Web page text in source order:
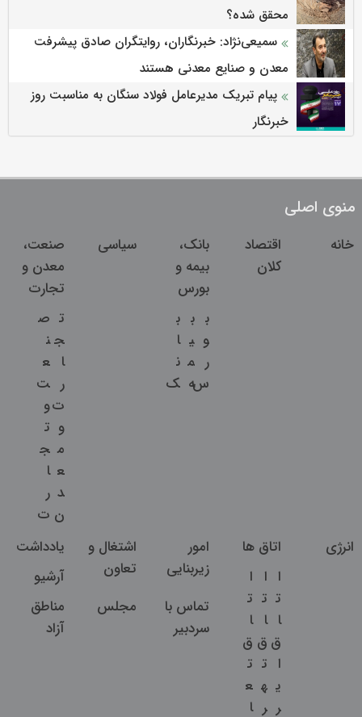
محقق شده؟
سمیعی‌نژاد: خبرنگاران، روایتگران صادق پیشرفت
معدن و صنایع معدنی هستند
پیام تبریک مدیرعامل فولاد سنگان به مناسبت روز
خبرنگار
منوی اصلی
خانه
اقتصاد
کلان
بانک،
بیمه و
بورس
ب
و
ر
س
ب
ی
م
ه
ب
ا
ن
ک
سیاسی
صنعت،
معدن و
تجارت
ت
ج
ا
ر
ت
و
م
ع
د
ن
ص
ن
ع
ت
و
ت
ج
ا
ر
ت
انرژی
اتاق ها
ا
ت
ا
ق
ا
ی
ر
ا
ت
ا
ق
ت
ه
ر
ا
ت
ا
ق
ت
ع
ا
امور
زیربنایی
اشتغال و
تعاون
یادداشت
آرشیو
تماس با
سردبیر
مجلس
مناطق
آزاد